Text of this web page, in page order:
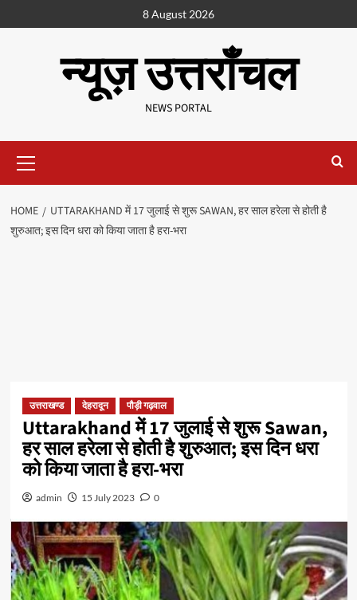
8 August 2026
न्यूज़ उत्तराँचल
NEWS PORTAL
HOME
UTTARAKHAND में 17 जुलाई से शुरू SAWAN, हर साल हरेला से होती है
शुरुआत; इस दिन धरा को किया जाता है हरा-भरा
उत्तराखण्ड देहरादून पौड़ी गढ़वाल
Uttarakhand में 17 जुलाई से शुरू Sawan,
हर साल हरेला से होती है शुरुआत; इस दिन धरा
को किया जाता है हरा-भरा
admin 15 July 2023 0